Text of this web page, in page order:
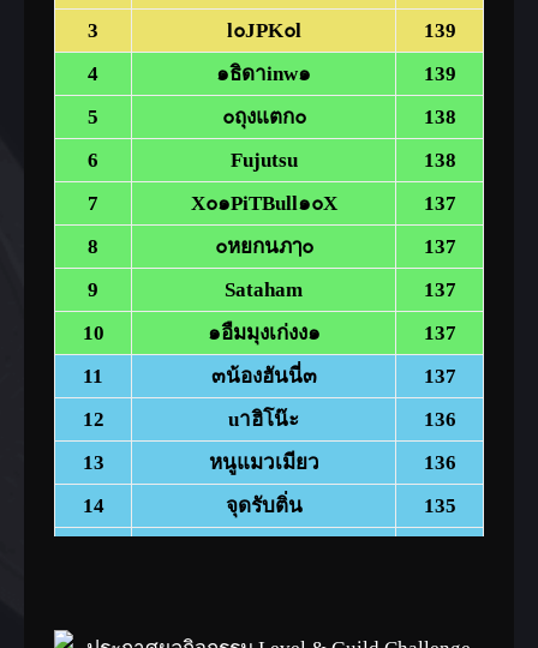
3
l๐JPK๐l
139
4
๑ธิดาinw๑
139
5
๐ถุงแตก๐
138
6
Fujutsu
138
7
X๐๑PiTBull๑๐X
137
8
๐หยกนภๅ๐
137
9
Sataham
137
10
๑อืมมุงเก่งง๑
137
11
๓น้องฮันนี่๓
137
12
uาฮิโน๊ะ
136
13
หนูแมวเมียว
136
14
จุดรับติ่น
135
17
๑Hitoriz
135